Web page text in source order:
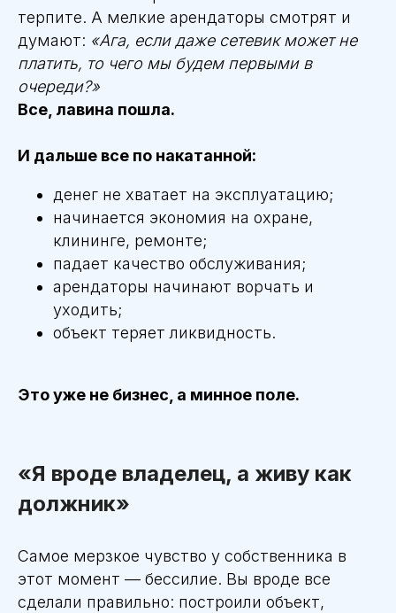
терпите. А мелкие арендаторы смотрят и
думают: «Ага, если даже сетевик может не
платить, то чего мы будем первыми в
очереди?»
Все, лавина пошла.
И дальше все по накатанной:
денег не хватает на эксплуатацию;
начинается экономия на охране,
клининге, ремонте;
падает качество обслуживания;
арендаторы начинают ворчать и
уходить;
объект теряет ликвидность.
Это уже не бизнес, а минное поле.
«Я вроде владелец, а живу как
должник»
Самое мерзкое чувство у собственника в
этот момент — бессилие. Вы вроде все
сделали правильно: построили объект,